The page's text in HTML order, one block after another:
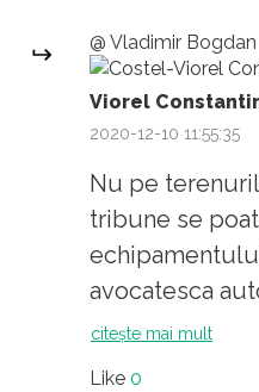
românească) pe
identificarea-
era chiar într-un
asemenea, pe
denumire alternativă
neagră”, „rasa
Mulțumesc.
@ Vladimir Bogdan
Viorel
2020-12-10 11:55:35
Nu pe
tribune se
avocatesca
international e
citește mai mult
Like 0